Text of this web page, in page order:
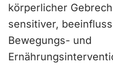
körperlicher
sensitiver,
Bewegungs- und